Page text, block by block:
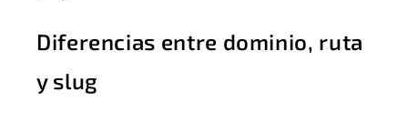
Diferencias entre dominio, ruta
y slug